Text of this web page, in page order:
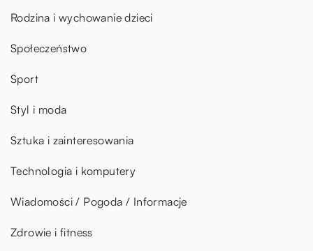
Rodzina i wychowanie dzieci
Społeczeństwo
Sport
Styl i moda
Sztuka i zainteresowania
Technologia i komputery
Wiadomości / Pogoda / Informacje
Zdrowie i fitness